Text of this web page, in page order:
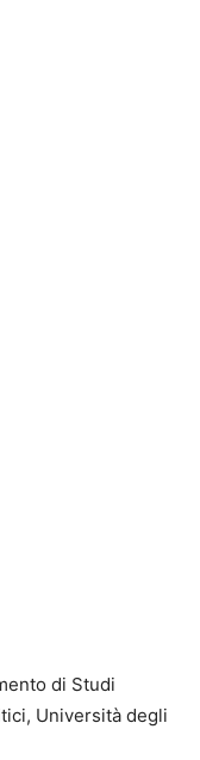
di Studi
Università degli